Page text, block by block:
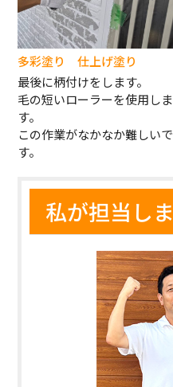
多彩塗り 仕上げ塗り
最後に柄付けをします。
毛の短いローラーを使用しま
す。
この作業がなかなか難しいで
す。
私が担当し